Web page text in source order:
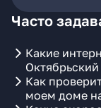
Часто
Какие
Как
моем доме